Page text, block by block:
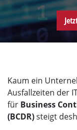
Kaum ein
Ausfallzeiten der
für Business
(BCDR)steigt